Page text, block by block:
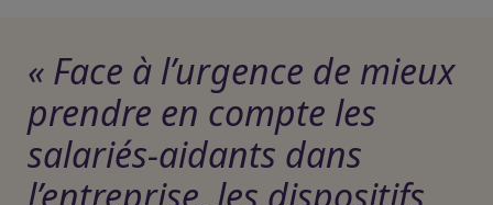
« Face à l’urgence de mieux
prendre en compte les
salariés-aidants dans